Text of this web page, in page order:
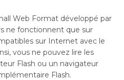
Web Format développé par
ne fonctionnent que sur
sur Internet avec le
vous ne pouvez lire les
Flash ou un navigateur
Flash.